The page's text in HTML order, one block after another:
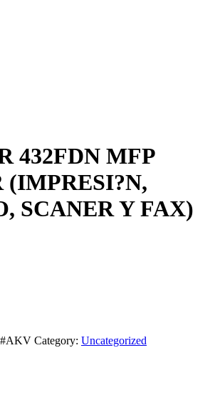
432FDN MFP
(IMPRESI?N,
SCANER Y FAX)
Category: Uncategorized